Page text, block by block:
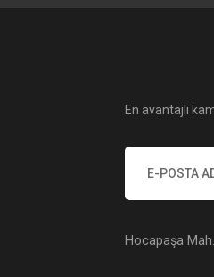
En avantajlı
Hocapaşa